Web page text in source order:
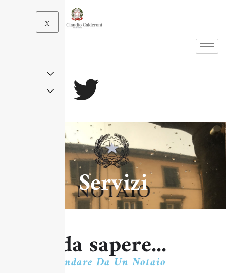
X
Servizi
Cose da sapere...
Prima Di Andare Da Un Notaio